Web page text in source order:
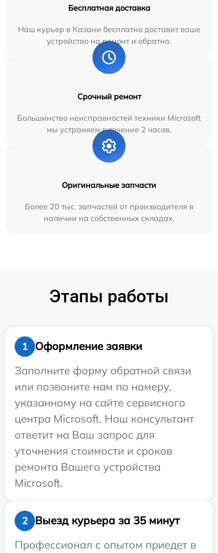
Бесплатная доставка
Наш курьер в Казани бесплатно доставит ваше
устройство на ремонт и обратно.
Срочный ремонт
Большинство неисправностей техники Microsoft
мы устраняем в течение 2 часов.
Оригинальные запчасти
Более 20 тыс. запчастей от производителя в
наличии на собственных складах.
Этапы работы
1
Оформление заявки
Заполните форму обратной связи
или позвоните нам по номеру,
указанному на сайте сервисного
центра Microsoft. Наш консультант
ответит на Ваш запрос для
уточнения стоимости и сроков
ремонта Вашего устройства
Microsoft.
2
Выезд курьера за 35 минут
Профессионал с опытом приедет в